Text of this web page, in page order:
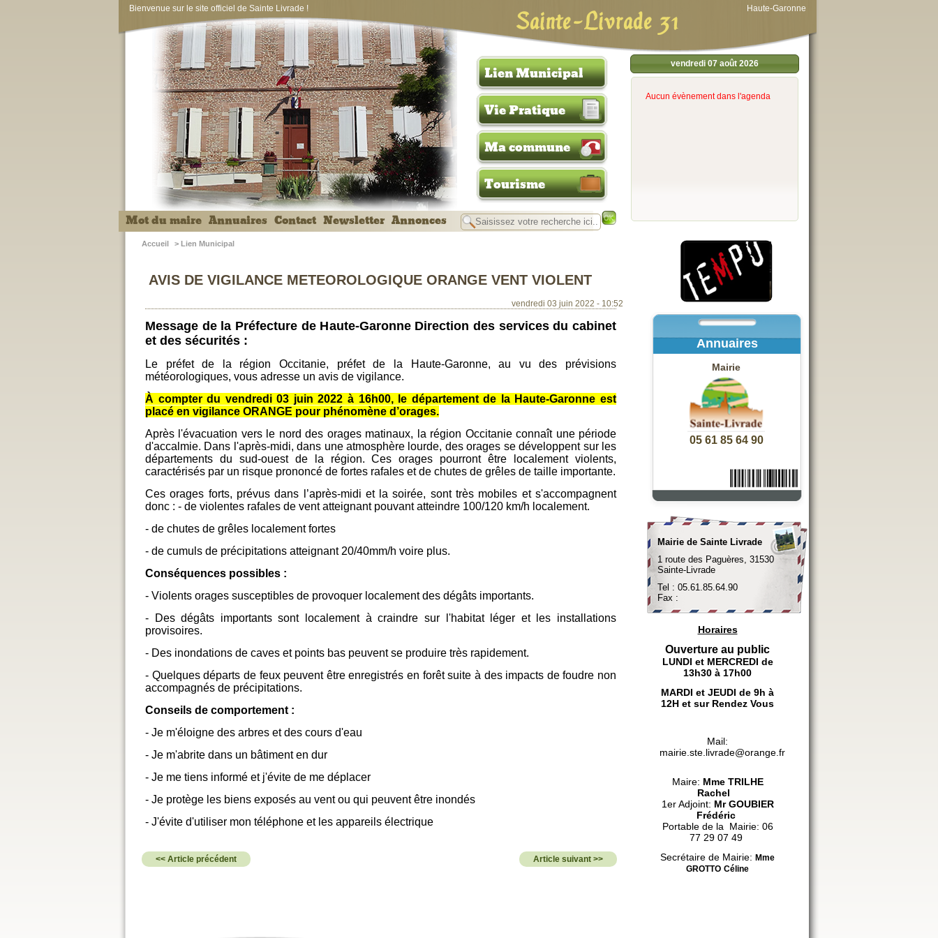
Bienvenue sur le site officiel de Sainte Livrade ! Sainte-Livrade 31 Haute-Garonne
Mot du maire Annuaires Contact Newsletter Annonces
Lien Municipal
Vie Pratique
Ma commune
Tourisme
vendredi 07 août 2026
Aucun évènement dans l'agenda
Accueil > Lien Municipal
AVIS DE VIGILANCE METEOROLOGIQUE ORANGE VENT VIOLENT
vendredi 03 juin 2022 - 10:52
Message de la Préfecture de Haute-Garonne Direction des services du cabinet
et des sécurités :
Le préfet de la région Occitanie, préfet de la Haute-Garonne, au vu des prévisions
météorologiques, vous adresse un avis de vigilance.
À compter du vendredi 03 juin 2022 à 16h00, le département de la Haute-Garonne est
placé en vigilance ORANGE pour phénomène d’orages.
Après l'évacuation vers le nord des orages matinaux, la région Occitanie connaît une période
d'accalmie. Dans l'après-midi, dans une atmosphère lourde, des orages se développent sur les
départements du sud-ouest de la région. Ces orages pourront être localement violents,
caractérisés par un risque prononcé de fortes rafales et de chutes de grêles de taille importante.
Ces orages forts, prévus dans l’après-midi et la soirée, sont très mobiles et s'accompagnent
donc : - de violentes rafales de vent atteignant pouvant atteindre 100/120 km/h localement.
- de chutes de grêles localement fortes
- de cumuls de précipitations atteignant 20/40mm/h voire plus.
Conséquences possibles :
- Violents orages susceptibles de provoquer localement des dégâts importants.
- Des dégâts importants sont localement à craindre sur l'habitat léger et les installations
provisoires.
- Des inondations de caves et points bas peuvent se produire très rapidement.
- Quelques départs de feux peuvent être enregistrés en forêt suite à des impacts de foudre non
accompagnés de précipitations.
Conseils de comportement :
- Je m'éloigne des arbres et des cours d'eau
- Je m'abrite dans un bâtiment en dur
- Je me tiens informé et j'évite de me déplacer
- Je protège les biens exposés au vent ou qui peuvent être inondés
- J'évite d'utiliser mon téléphone et les appareils électrique
<< Article précédent Article suivant >>
Annuaires
Mairie
05 61 85 64 90
Mairie de Sainte Livrade
1 route des Paguères, 31530
Sainte-Livrade
Tel : 05.61.85.64.90
Fax :
Horaires
Ouverture au public
LUNDI et MERCREDI de
13h30 à 17h00
MARDI et JEUDI de 9h à
12H et sur Rendez Vous
Mail:
mairie.ste.livrade@orange.fr
Maire: Mme TRILHE
Rachel
1er Adjoint: Mr GOUBIER
Frédéric
Portable de la Mairie: 06
77 29 07 49
Secrétaire de Mairie: Mme
GROTTO Céline